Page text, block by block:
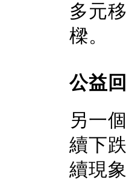
多元
樑。
公益
另一
續下
續現